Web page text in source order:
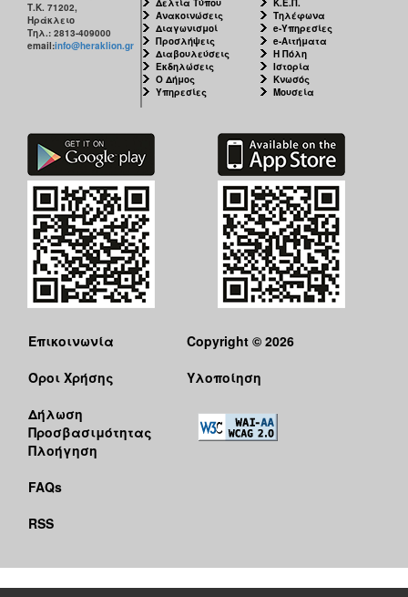
Τ.Κ. 71202,
Ηράκλειο
Τηλ.: 2813-409000
email:info@heraklion.gr
Ανακοινώσεις
Διαγωνισμοί
Προσλήψεις
Διαβουλεύσεις
Εκδηλώσεις
Ο Δήμος
Υπηρεσίες
Τηλέφωνα
e-Υπηρεσίες
e-Αιτήματα
Η Πόλη
Ιστορία
Κνωσός
Μουσεία
Επικοινωνία
Όροι Χρήσης
Δήλωση
Προσβασιμότητας
Πλοήγηση
FAQs
RSS
Copyright © 2026
Υλοποίηση